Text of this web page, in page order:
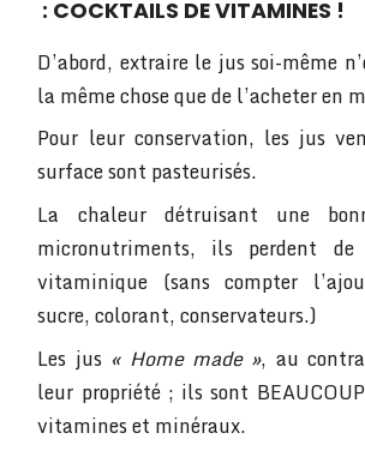
: COCKTAILS DE VITAMINES !
D’abord, extraire le jus soi-même
la même chose que de l’acheter en
Pour leur conservation, les jus
surface sont pasteurisés.
La chaleur détruisant une
micronutriments, ils perdent
vitaminique (sans compter
sucre, colorant, conservateurs.)
Les jus « Home made », au
leur propriété ; ils sont
vitamines et minéraux.